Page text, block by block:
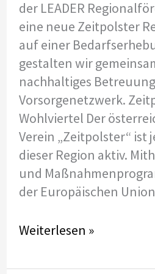
der LEADER
eine neue Zeitpolster
auf einer
gestalten wir
nachhaltiges
Vorsorgenetzwerk.
Wohlviertel Der
Verein „Zeitpolster“ ist
dieser Region aktiv.
und
der Europäischen
Zeitpolster
in
Weiterlesen »